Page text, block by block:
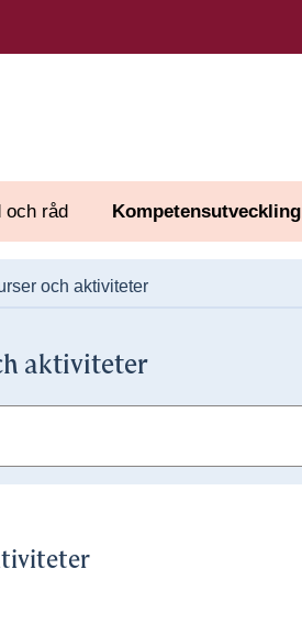
och råd Kompetensutveckling
och aktiviteter
aktiviteter